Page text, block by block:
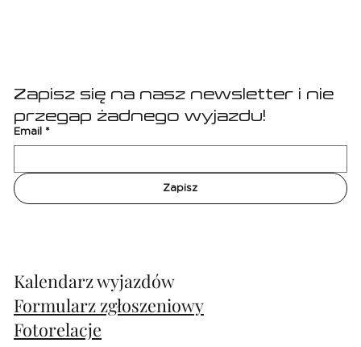
Pakiet zawiera:
- przelot Poznań - Londyn - Poznań,
- bilet na mecz,
- 2 x nocleg w Londynie w hotelu 3* (pokoje 2-osobowe),
Gwarancyjny,
- opiekę i udział w wyprawie koordynatora Sport Planet -
Zainteresowanych zapraszamy do kontaktu na PM.
Działamy oficjalnie pod marką biura podróży wpisanego do
Zapisz się na nasz newsletter i nie
przegap żadnego wyjazdu!
Email *
Zapisz
Kalendarz wyjazdów
Formularz zgłoszeniowy
Fotorelacje